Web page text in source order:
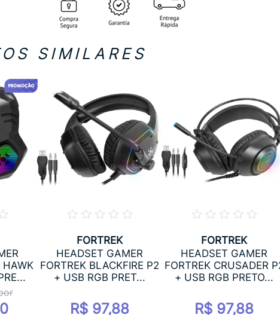
SIMILARES
HAWK
FORTREK
HEADSET GAMER
FORTREK BLACKFIRE P2
+ USB RGB PRET...
R$ 97,88
FORTREK
HEADSET GAMER
FORTREK CRUSADER
+ USB RGB PRETO...
R$ 97,88